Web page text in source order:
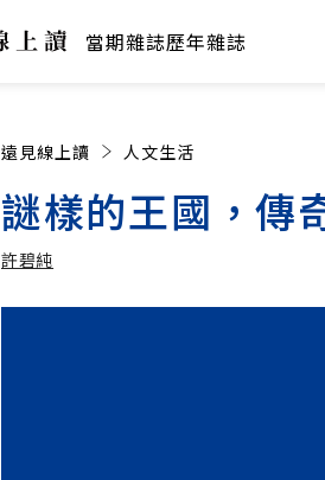
當期雜誌歷年雜誌
遠見線上讀 人文生活
謎樣的王國，傳
許碧純